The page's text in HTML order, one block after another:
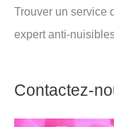
Trouver un service
expert anti-
Contactez-